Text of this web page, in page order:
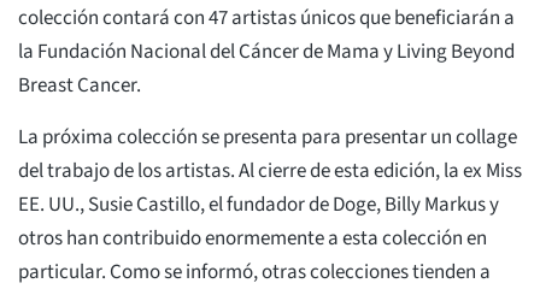
colección contará con 47 artistas únicos que beneficiarán a
la Fundación Nacional del Cáncer de Mama y Living Beyond
Breast Cancer.
La próxima colección se presenta para presentar un collage
del trabajo de los artistas. Al cierre de esta edición, la ex Miss
EE. UU., Susie Castillo, el fundador de Doge, Billy Markus y
otros han contribuido enormemente a esta colección en
particular. Como se informó, otras colecciones tienden a